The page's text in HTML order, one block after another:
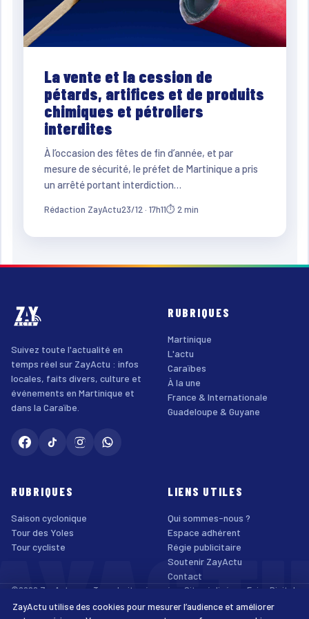
La vente et la cession de
pétards, artifices et de produits
chimiques et pétroliers
interdites
À l’occasion des fêtes de fin d’année, et par
mesure de sécurité, le préfet de Martinique a pris
un arrêté portant interdiction…
Rédaction ZayActu23/12 · 17h11⏱ 2 min
Suivez toute l'actualité en
temps réel sur ZayActu : infos
locales, faits divers, culture et
événements en Martinique et
dans la Caraïbe.
RUBRIQUES
Martinique
L'actu
Caraïbes
À la une
France & Internationale
Guadeloupe & Guyane
RUBRIQUES
Saison cyclonique
Tour des Yoles
Tour cycliste
LIENS UTILES
Qui sommes-nous ?
Espace adhérent
Régie publicitaire
Soutenir ZayActu
Contact
©2026 ZayActu.org. Tous droits réservés. · Site réalisé par Enjoy Digital
Agency
Mentions légales
Confidentialité Cookies Accessibilité
ZayActu utilise des cookies pour mesurer l’audience et améliorer